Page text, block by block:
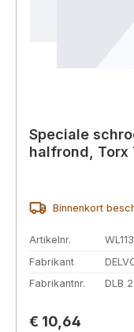
Speciale
halfrond, Torx
Binnenkort
Artikelnr.
Fabrikant
Fabrikantnr.
DLB
Normale prijs:
€ 10,64